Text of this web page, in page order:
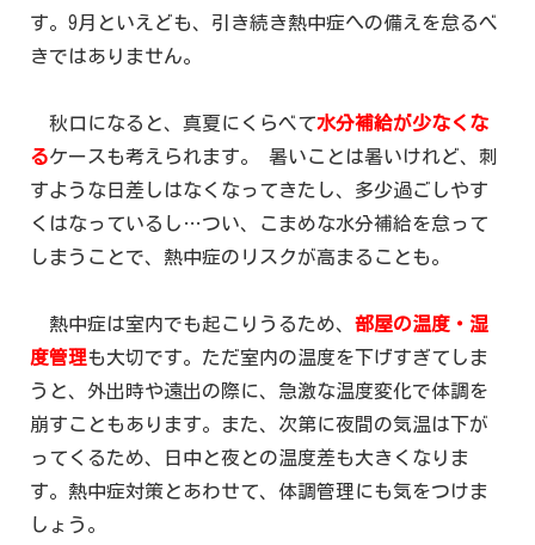
す。9月といえども、引き続き熱中症への備えを怠るべ
きではありません。
秋口になると、真夏にくらべて水分補給が少なくな
るケースも考えられます。 暑いことは暑いけれど、刺
すような日差しはなくなってきたし、多少過ごしやす
くはなっているし…つい、こまめな水分補給を怠って
しまうことで、熱中症のリスクが高まることも。
熱中症は室内でも起こりうるため、 部屋の温度・湿
度管理も大切です。ただ室内の温度を下げすぎてしま
うと、外出時や遠出の際に、急激な温度変化で体調を
崩すこともあります。また、次第に夜間の気温は下が
ってくるため、日中と夜との温度差も大きくなりま
す。熱中症対策とあわせて、体調管理にも気をつけま
しょう。